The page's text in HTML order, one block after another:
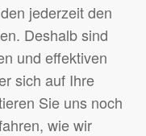
jederzeit den
Deshalb sind
und effektiven
sich auf Ihre
Sie uns noch
wie wir